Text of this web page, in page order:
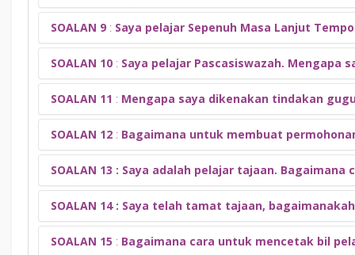
Sehubungan itu, saudara/saudari perlu perlu berhati-hati ketika
Panduan permohonan Pengeluaran Pendidikan iAkaun KWSP,
Panduan Pengeluaran Pendidikan iAkaun KWSP
Bil yuran kolej kediaman dijana oleh Unit Kolej di sistem eHEP.
Sehubungan itu, saudara / saudari pelajar perlu
Jawapan:
Bagi pelajar yang ingin membuat permohonan pemulangan
Borang Permohonan Pemulangan Yuran
SOALAN 9 : Saya pelajar Sepenuh Masa Lanjut
Jawapan:
SOALAN 10 : Saya pelajar Pascasiswazah. Mengapa
Jawapan:
SOALAN 11 : Mengapa saya dikenakan tindakan
Jawapan:
SOALAN 12 : Bagaimana untuk membuat
Jawapan:
Permohonan penangguhan pembayaran yuran adalah mengikut
Bagi pelajar prasiswazah (selain dari pelajar iCEPS):
Bagi mengelakkan pelajar dari digugur taraf, pelajar boleh
SOALAN 13 : Saya adalah pelajar tajaan.
Jawapan:
Pelajar tajaan tidak perlu memohon kelulusan bagi
SOALAN 14 : Saya telah tamat tajaan,
Jawapan:
SOALAN 15 : Bagaimana cara untuk mencetak bil